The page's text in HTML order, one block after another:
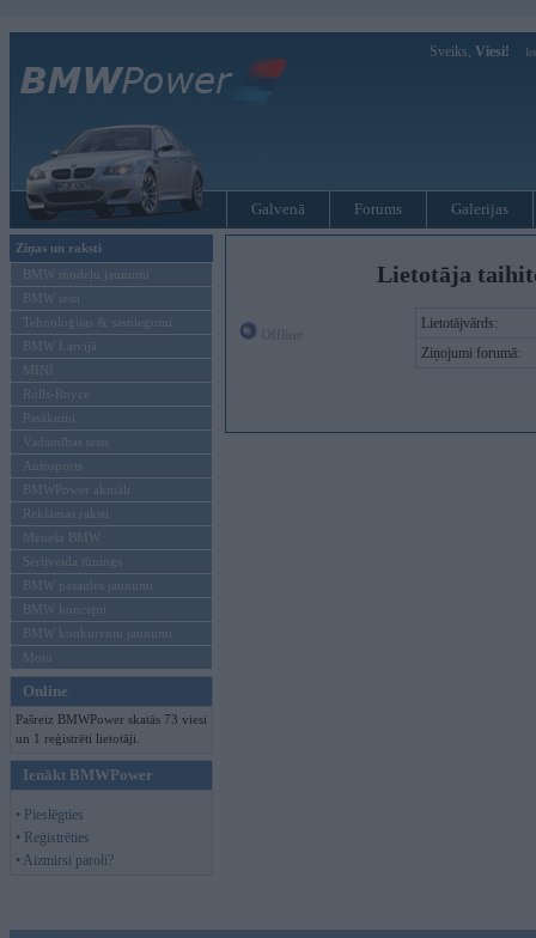
Sveiks, Viesi!
Galvenā Forums Galerijas
Ziņas un raksti
BMW modeļu jaunumi
BMW testi
Tehnoloģijas & sasniegumi
BMW Latvijā
MINI
Rolls-Royce
Pasākumi
Vadāmības tests
Autosports
BMWPower aktuāli
Reklāmas raksti
Mēneša BMW
Sērijveida tūnings
BMW pasaules jaunumi
BMW koncepti
BMW konkurentu jaunumi
Moto
Online
Pašreiz BMWPower skatās 73 viesi
un 1 reģistrēti lietotāji.
Ienākt BMWPower
• Pieslēgties
• Reģistrēties
• Aizmirsi paroli?
Lietotāja
Lietotājvārds:
Ziņojumi forumā: